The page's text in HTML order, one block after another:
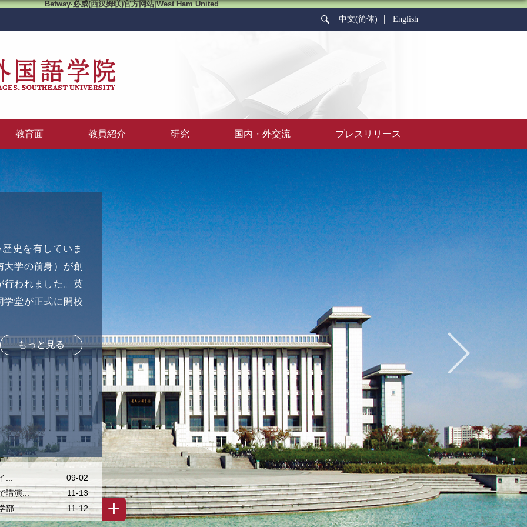
Betway·必威(西汉姆联)官方网站|West Ham United
中文(简体)
English
教育面 教員紹介 研究 国内・外交流 プレスリリース
史を有していま
大学の前身）が創
行われました。英
学堂が正式に開校
もっと見る
09-02
講演...
11-13
部...
11-12